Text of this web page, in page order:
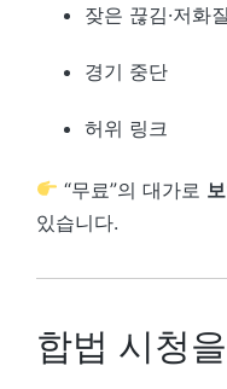
잦은 끊김·저화질
경기 중단
허위 링크
“무료”의 대가로
있습니다.
합법 시청